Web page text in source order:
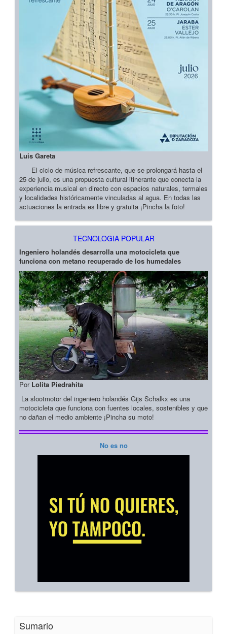
Luis Gareta
El ciclo de música refrescante, que se prolongará hasta el
25 de julio, es una propuesta cultural itinerante que conecta la
experiencia musical en directo con espacios naturales, termales
y localidades históricamente vinculadas al agua. En todas las
actuaciones la entrada es libre y gratuita ¡Pincha la foto!
TECNOLOGIA POPULAR
Ingeniero holandés desarrolla una motocicleta que
funciona con metano recuperado de los humedales
Por Lolita Piedrahita
La slootmotor del ingeniero holandés Gijs Schalkx es una
motocicleta que funciona con fuentes locales, sostenibles y que
no dañan el medio ambiente ¡Pincha su moto!
No es no
Sumario